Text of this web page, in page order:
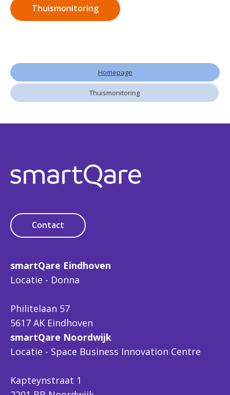
Thuismonitoring
Homepage
Thuismonitoring
Contact
smartQare Eindhoven
Locatie - Donna
Philitelaan 57
5617 AK Eindhoven
smartQare Noordwijk
Locatie - Space Business Innovation Centre
Kapteynstraat 1